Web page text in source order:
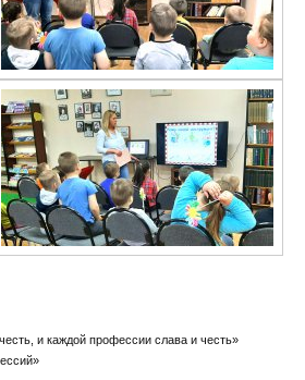
и каждой профессии слава и честь»